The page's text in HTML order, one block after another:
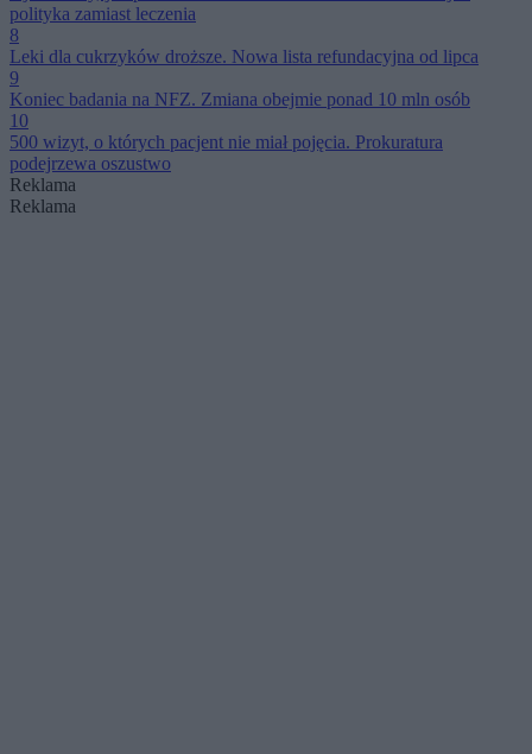
polityka zamiast leczenia
8
Leki dla cukrzyków droższe. Nowa lista refundacyjna od lipca
9
Koniec badania na NFZ. Zmiana obejmie ponad 10 mln osób
10
500 wizyt, o których pacjent nie miał pojęcia. Prokuratura
podejrzewa oszustwo
Reklama
Reklama